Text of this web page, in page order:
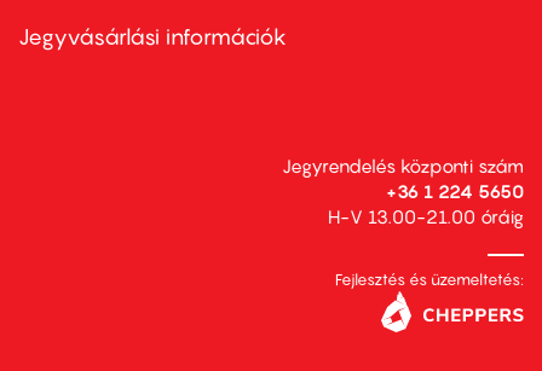
second
Jegyvásárlási információk
Jegyrendelés központi szám
+36 1 224 5650
H-V 13.00-21.00 óráig
Fejlesztés és üzemeltetés: